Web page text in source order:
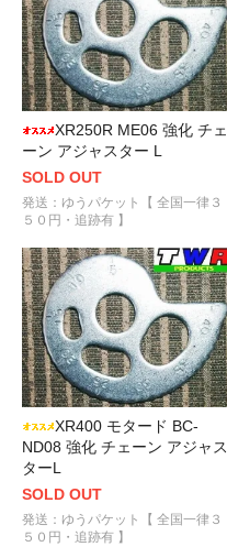
XR250R ME06 強化 チェ
ーン アジャスター L
SOLD OUT
発送：ゆうパケット【 全国一律３
５０円・追跡有 】
XR400 モタード BC-
ND08 強化 チェーン アジャス
ターL
SOLD OUT
発送：ゆうパケット【 全国一律３
５０円・追跡有 】